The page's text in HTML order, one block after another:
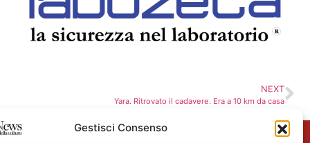
Gestisci Consenso
NEXT
Yara. Ritrovato il cadavere. Era a 10 km da casa